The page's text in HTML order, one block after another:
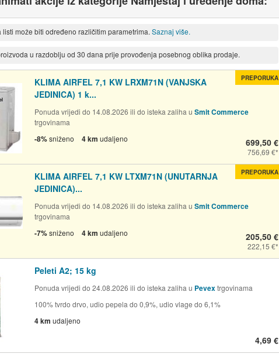
može biti određeno različitim parametrima. Saznaj više.
u razdoblju od 30 dana prije provođenja posebnog oblika prodaje.
KLIMA AIRFEL 7,1 KW LRXM71N (VANJSKA
JEDINICA) 1 k...
Ponuda vrijedi do 14.08.2026 ili do isteka zaliha u Smit Commerce
trgovinama
-8%sniženo 4 km udaljeno 699,50 €
756,69 €
PREPORUKA
KLIMA AIRFEL 7,1 KW LTXM71N (UNUTARNJA
JEDINICA)...
Ponuda vrijedi do 14.08.2026 ili do isteka zaliha u Smit Commerce
trgovinama
-7%sniženo 4 km udaljeno 205,50 €
222,15 €
PREPORUKA
Peleti A2; 15 kg
Ponuda vrijedi do 24.08.2026 ili do isteka zaliha u Pevextrgovinama
100% tvrdo drvo, udio pepela do 0,9%, udio vlage do 6,1%
4 km udaljeno
4,69 €